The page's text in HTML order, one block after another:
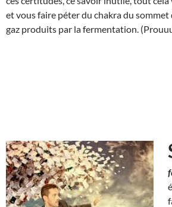
et vous faire péter du chakra du sommet
gaz produits par la fermentation.